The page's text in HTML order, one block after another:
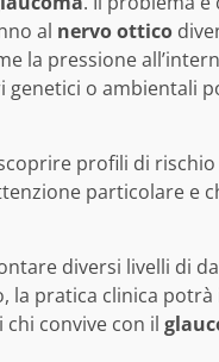
al nervo ottico
la pressione
o ambientali
profili di
particolare e
diversi livelli di
pratica clinica
convive con il